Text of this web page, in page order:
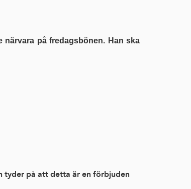
tyder på att detta är en förbjuden